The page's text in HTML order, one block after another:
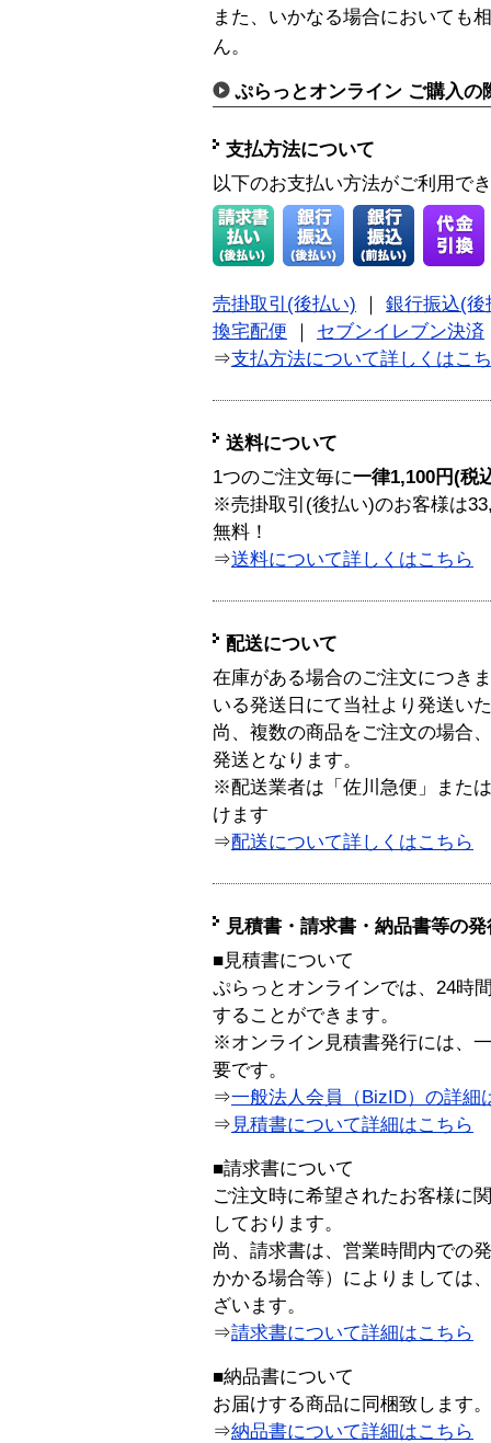
また、いかなる場合においても
ん。
ぷらっとオンライン ご購入の
支払方法について
以下のお支払い方法がご利用で
売掛取引(後払い)
銀行振込(後
換宅配便
セブンイレブン決済
⇒支払方法について詳しくはこ
送料について
1つのご注文毎に一律1,100円(税
※売掛取引(後払い)のお客様は
無料！
⇒送料について詳しくはこちら
配送について
在庫がある場合のご注文につき
いる発送日にて当社より発送い
尚、複数の商品をご注文の場合
発送となります。
※配送業者は「佐川急便」また
けます
⇒配送について詳しくはこちら
見積書・請求書・納品書等の
■見積書について
ぷらっとオンラインでは、24時
することができます。
※オンライン見積書発行には、
要です。
⇒一般法人会員（BizID）の詳細
⇒ 見積書について詳細はこちら
■請求書について
ご注文時に希望されたお客様に
しております。
尚、請求書は、営業時間内での
かかる場合等）によりましては
ざいます。
⇒請求書について詳細はこちら
■納品書について
お届けする商品に同梱致します。
⇒納品書について詳細はこちら